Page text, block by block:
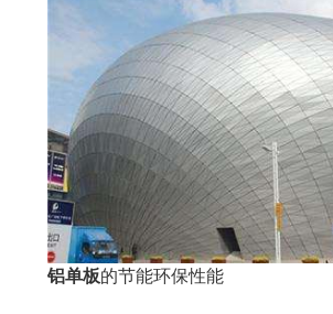
铝单板的节能环保性能